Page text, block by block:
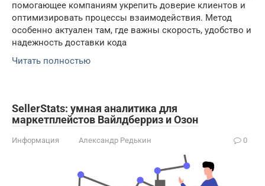
помогающее компаниям укрепить доверие клиентов и
оптимизировать процессы взаимодействия. Метод
особенно актуален там, где важны скорость, удобство и
надежность доставки кода
Читать полностью
SellerStats: умная аналитика для
маркетплейстов Вайлдберриз и Озон
Информация Александр Редькин 0